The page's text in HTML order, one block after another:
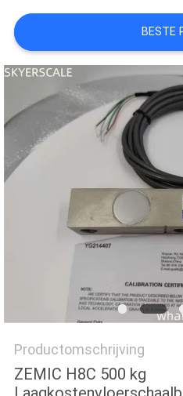
SITEMAP
PRIVACY
POLICY
BESTE
Productomschrijving
ZEMIC H8C 500 kg